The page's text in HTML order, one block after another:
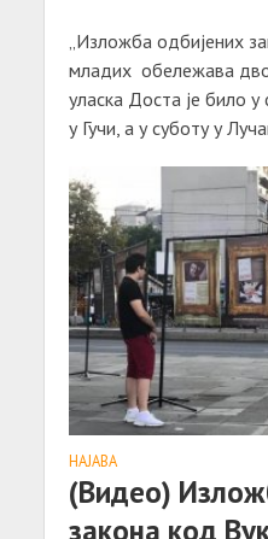
„Изложба одбијених
младих обележава
уласка Доста је било у
у Гучи, а у суботу у
НАЈАВА
(Видео)
закона код